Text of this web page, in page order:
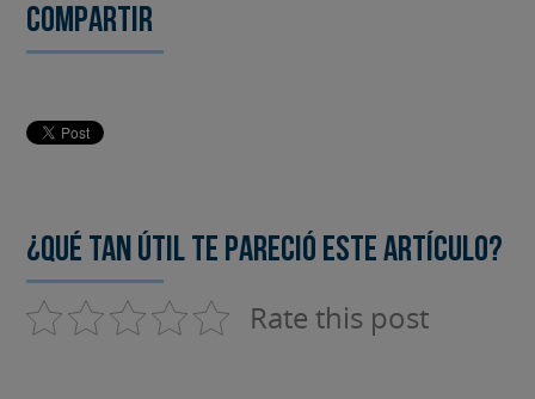
Compartir
¿Qué tan útil te pareció este artículo?
Rate this post